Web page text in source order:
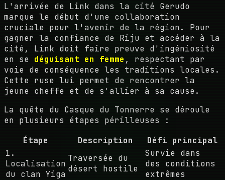
L'arrivée de Link dans la cité Gerudo
marque le début d'une collaboration
cruciale pour l'avenir de la région. Pour
gagner la confiance de Riju et accéder à la
cité, Link doit faire preuve d'ingéniosité
en se déguisant en femme , respectant par
voie de conséquence les traditions locales.
Cette ruse lui permet de rencontrer la
jeune cheffe et de s'allier à sa cause.
La quête du Casque du Tonnerre se déroule
en plusieurs étapes périlleuses :
Étape
Description
Défi principal
1.
Localisation
du clan Yiga
Traversée du
désert hostile
Survie dans
des conditions
extrêmes